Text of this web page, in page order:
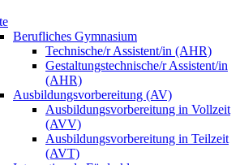
Berufliches Gymnasium
Technische/r Assistent/in (AHR)
Gestaltungstechnische/r Assistent/in
(AHR)
Ausbildungsvorbereitung (AV)
Ausbildungsvorbereitung in Vollzeit
(AVV)
Ausbildungsvorbereitung in Teilzeit
(AVT)